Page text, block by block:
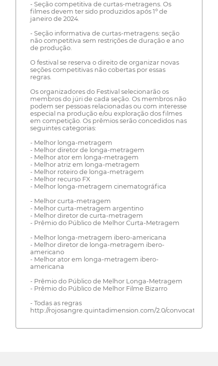
- Seção competitiva de curtas-metragens. Os
filmes devem ter sido produzidos após 1º de
janeiro de 2024.
- Seção informativa de curtas-metragens: seção
não competitiva sem restrições de duração e ano
de produção.
O festival se reserva o direito de organizar novas
seções competitivas não cobertas por essas
regras.
Os organizadores do Festival selecionarão os
membros do júri de cada seção. Os membros não
podem ser pessoas relacionadas ou com interesse
especial na produção e/ou exploração dos filmes
em competição. Os prêmios serão concedidos nas
seguintes categorias:
- Melhor longa-metragem
- Melhor diretor de longa-metragem
- Melhor ator em longa-metragem
- Melhor atriz em longa-metragem
- Melhor roteiro de longa-metragem
- Melhor recurso FX
- Melhor longa-metragem cinematográfica
- Melhor curta-metragem
- Melhor curta-metragem argentino
- Melhor diretor de curta-metragem
- Prêmio do Público de Melhor Curta-Metragem
- Melhor longa-metragem ibero-americana
- Melhor diretor de longa-metragem ibero-
americano
- Melhor ator em longa-metragem ibero-
americana
- Prêmio do Público de Melhor Longa-Metragem
- Prêmio do Público de Melhor Filme Bizarro
- Todas as regras
http://rojosangre.quintadimension.com/2.0/convocatoria/